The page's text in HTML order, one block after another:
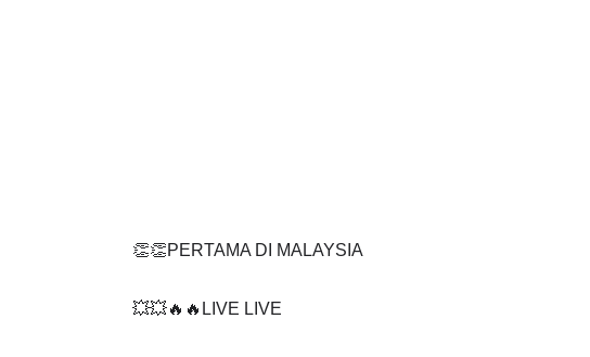
👏👏PERTAMA DI MALAYSIA
💥💥🔥🔥LIVE LIVE